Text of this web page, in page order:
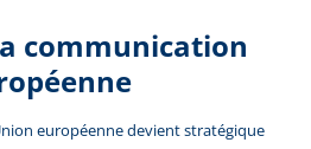
communication
européenne devient stratégique